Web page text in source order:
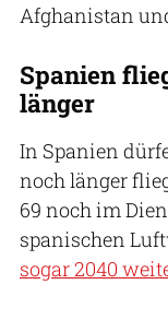
Afghanistan
Spanien
länger
In Spanien
noch länger
69 noch im
spanischen
sogar 2040